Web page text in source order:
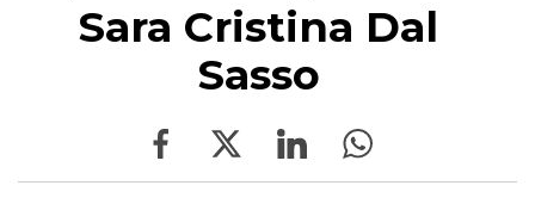
Sara Cristina Dal
Sasso